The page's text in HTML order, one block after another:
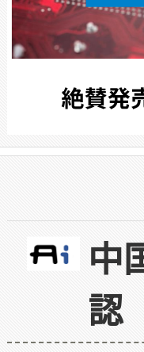
中
認